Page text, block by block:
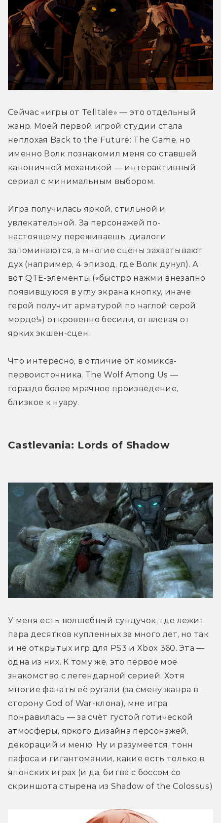
Сейчас «игры от Telltale» — это отдельный
жанр. Моей первой игрой студии стала
неплохая Back to the Future: The Game, но
именно Волк познакомил меня со ставшей
каноничной механикой — интерактивный
сериал с минимальным выбором.
Игра получилась яркой, стильной и
увлекательной. За персонажей по-
настоящему переживаешь, диалоги
запоминаются, а многие сцены захватывают
дух (например, 4 эпизод, где Волк дунул). А
вот QTE-элементы («быстро нажми внезапно
появившуюся в углу экрана кнопку, иначе
герой получит арматурой по наглой серой
морде!») откровенно бесили, отвлекая от
ярких экшен-сцен.
Что интересно, в отличие от комикса-
первоисточника, The Wolf Among Us —
гораздо более мрачное произведение,
близкое к нуару.
Castlevania: Lords of Shadow
У меня есть волшебный сундучок, где лежит
пара десятков купленных за много лет, но так
и не открытых игр для PS3 и Xbox 360. Эта —
одна из них. К тому же, это первое моё
знакомство с легендарной серией. Хотя
многие фанаты её ругали (за смену жанра в
сторону God of War-клона), мне игра
понравилась — за счёт густой готической
атмосферы, яркого дизайна персонажей,
декораций и меню. Ну и разумеется, тонн
пафоса и гигантомании, какие есть только в
японских играх (и да, битва с боссом со
скриншота стырена из Shadow of the Colossus)